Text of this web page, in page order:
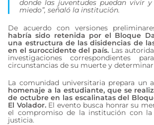
donde las juventudes puedan vivir
miedo”, señaló la institución.
De acuerdo con versiones
habría sido retenida por el Bloque
una estructura de las disidencias de
en el suroccidente del país. Las
investigaciones correspondientes
circunstancias de su muerte y determinar
La comunidad universitaria prepara un
homenaje a la estudiante, que se
de octubre en las escalinatas del
El Volador.El evento busca honrar su
el compromiso de la institución con
justicia.